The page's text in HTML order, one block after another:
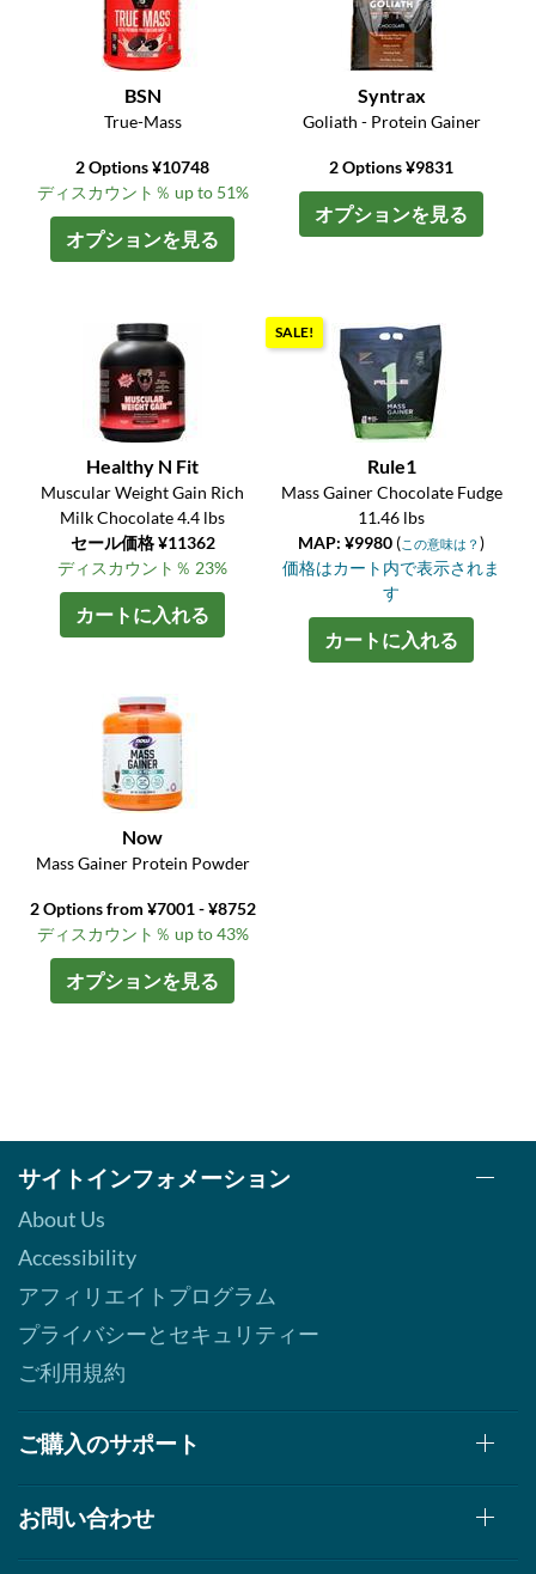
BSN
True-Mass
2 Options ¥10748
ディスカウント％ up to 51%
オプションを見る
Syntrax
Goliath - Protein Gainer
2 Options ¥9831
オプションを見る
Healthy N Fit
Muscular Weight Gain Rich
Milk Chocolate 4.4 lbs
セール価格 ¥11362
ディスカウント％ 23%
カートに入れる
SALE!
Rule1
Mass Gainer Chocolate Fudge
11.46 lbs
MAP: ¥9980 (この意味は？)
価格はカート内で表示されま
す
カートに入れる
Now
Mass Gainer Protein Powder
2 Options from ¥7001 - ¥8752
ディスカウント％ up to 43%
オプションを見る
サイトインフォメーション
About Us
Accessibility
アフィリエイトプログラム
プライバシーとセキュリティー
ご利用規約
ご購入のサポート
お問い合わせ